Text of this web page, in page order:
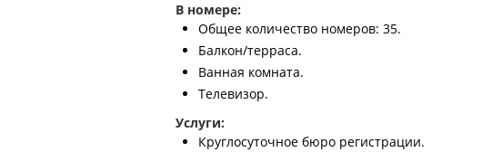
В номере:
Общее количество номеров: 35.
Балкон/терраса.
Ванная комната.
Телевизор.
Услуги:
Круглосуточное бюро регистрации.